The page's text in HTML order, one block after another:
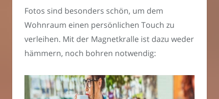
Fotos sind besonders schön, um dem
Wohnraum einen persönlichen Touch zu
verleihen. Mit der Magnetkralle ist dazu weder
hämmern, noch bohren notwendig: